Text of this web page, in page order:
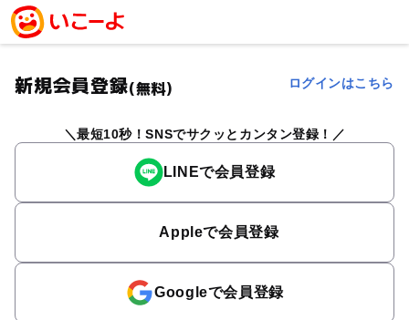
新規会員登録(無料) ログインはこちら
最短10秒！SNSでサクッとカンタン登録！
LINEで会員登録
Appleで会員登録
Googleで会員登録